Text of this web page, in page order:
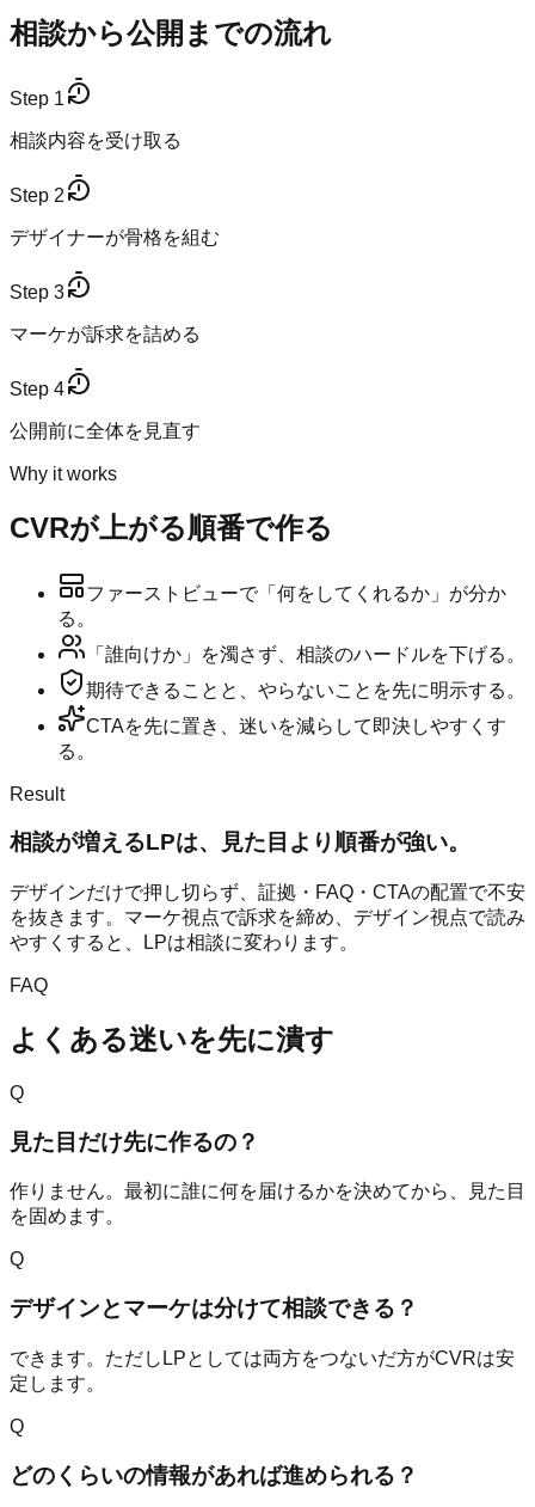
相談から公開までの流れ
Step 1
相談内容を受け取る
Step 2
デザイナーが骨格を組む
Step 3
マーケが訴求を詰める
Step 4
公開前に全体を見直す
Why it works
CVRが上がる順番で作る
ファーストビューで「何をしてくれるか」が分か
る。
「誰向けか」を濁さず、相談のハードルを下げる。
期待できることと、やらないことを先に明示する。
CTAを先に置き、迷いを減らして即決しやすくす
る。
Result
相談が増えるLPは、見た目より順番が強い。
デザインだけで押し切らず、証拠・FAQ・CTAの配置で不安
を抜きます。マーケ視点で訴求を締め、デザイン視点で読み
やすくすると、LPは相談に変わります。
FAQ
よくある迷いを先に潰す
Q
見た目だけ先に作るの？
作りません。最初に誰に何を届けるかを決めてから、見た目
を固めます。
Q
デザインとマーケは分けて相談できる？
できます。ただしLPとしては両方をつないだ方がCVRは安
定します。
Q
どのくらいの情報があれば進められる？